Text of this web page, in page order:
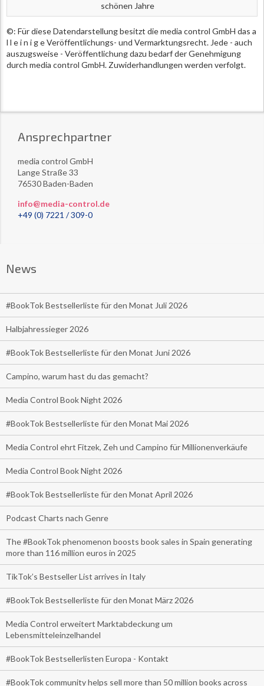
schönen Jahre
©: Für diese Datendarstellung besitzt die media control GmbH das a
l l e i n i g e Veröffentlichungs- und Vermarktungsrecht. Jede - auch
auszugsweise - Veröffentlichung dazu bedarf der Genehmigung
durch media control GmbH. Zuwiderhandlungen werden verfolgt.
Ansprechpartner
media control GmbH
Lange Straße 33
76530 Baden-Baden
info@media-control.de
+49 (0) 7221 / 309-0
News
#BookTok Bestsellerliste für den Monat Juli 2026
Halbjahressieger 2026
#BookTok Bestsellerliste für den Monat Juni 2026
Campino, warum hast du das gemacht?
Media Control Book Night 2026
#BookTok Bestsellerliste für den Monat Mai 2026
Media Control ehrt Fitzek, Zeh und Campino für Millionenverkäufe
Media Control Book Night 2026
#BookTok Bestsellerliste für den Monat April 2026
Podcast Charts nach Genre
The #BookTok phenomenon boosts book sales in Spain generating
more than 116 million euros in 2025
TikTok’s Bestseller List arrives in Italy
#BookTok Bestsellerliste für den Monat März 2026
Media Control erweitert Marktabdeckung um
Lebensmitteleinzelhandel
#BookTok Bestsellerlisten Europa - Kontakt
#BookTok community helps sell more than 50 million books across